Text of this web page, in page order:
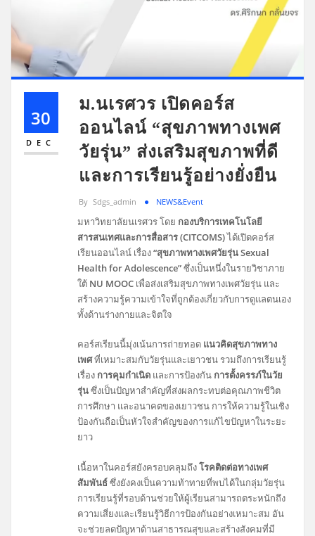
30
DEC
ม.นเรศวร เปิดคอร์ส
ออนไลน์ “สุขภาพทางเพศ
วัยรุ่น” ส่งเสริมสุขภาพที่ดี
และการเรียนรู้อย่างยั่งยืน
By Sdgs_admin NEWS&Event
มหาวิทยาลัยนเรศวร โดย กองบริการเทคโนโลยี
สารสนเทศและการสื่อสาร (CITCOMS)ได้เปิดคอร์ส
เรียนออนไลน์ เรื่อง“สุขภาพทางเพศวัยรุ่น Sexual
Health for Adolescence”ซึ่งเป็นหนึ่งในรายวิชาภาย
ใต้ NU MOOC เพื่อส่งเสริมสุขภาพทางเพศวัยรุ่น และ
สร้างความรู้ความเข้าใจที่ถูกต้องเกี่ยวกับการดูแลตนเอง
ทั้งด้านร่างกายและจิตใจ
คอร์สเรียนนี้มุ่งเน้นการถ่ายทอด แนวคิดสุขภาพทาง
เพศที่เหมาะสมกับวัยรุ่นและเยาวชน รวมถึงการเรียนรู้
เรื่อง การคุมกำเนิด และการป้องกัน การตั้งครรภ์ในวัย
รุ่นซึ่งเป็นปัญหาสำคัญที่ส่งผลกระทบต่อคุณภาพชีวิต
การศึกษา และอนาคตของเยาวชน การให้ความรู้ในเชิง
ป้องกันถือเป็นหัวใจสำคัญของการแก้ไขปัญหาในระยะ
ยาว
เนื้อหาในคอร์สยังครอบคลุมถึงโรคติดต่อทางเพศ
สัมพันธ์ซึ่งยังคงเป็นความท้าทายที่พบได้ในกลุ่มวัยรุ่น
การเรียนรู้ที่รอบด้านช่วยให้ผู้เรียนสามารถตระหนักถึง
ความเสี่ยงและเรียนรู้วิธีการป้องกันอย่างเหมาะสม อัน
จะช่วยลดปัญหาด้านสาธารณสุขและสร้างสังคมที่มี